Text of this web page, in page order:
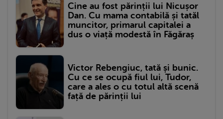
Cine au fost părinții lui Nicușor
Dan. Cu mama contabilă și tatăl
muncitor, primarul capitalei a
dus o viață modestă în Făgăraș
Victor Rebengiuc, tată și bunic.
Cu ce se ocupă fiul lui, Tudor,
care a ales o cu totul altă scenă
față de părinții lui